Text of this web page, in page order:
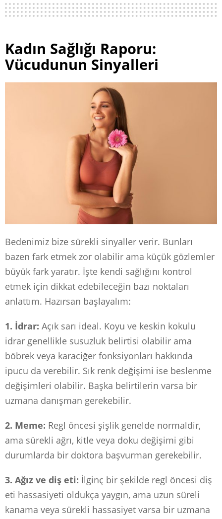
Kadın Sağlığı Raporu:
Vücudunun Sinyalleri
Bedenimiz bize sürekli sinyaller verir. Bunları
bazen fark etmek zor olabilir ama küçük gözlemler
büyük fark yaratır. İşte kendi sağlığını kontrol
etmek için dikkat edebileceğin bazı noktaları
anlattım. Hazırsan başlayalım:
1. İdrar: Açık sarı ideal. Koyu ve keskin kokulu
idrar genellikle susuzluk belirtisi olabilir ama
böbrek veya karaciğer fonksiyonları hakkında
ipucu da verebilir. Sık renk değişimi ise beslenme
değişimleri olabilir. Başka belirtilerin varsa bir
uzmana danışman gerekebilir.
2. Meme: Regl öncesi şişlik genelde normaldir,
ama sürekli ağrı, kitle veya doku değişimi gibi
durumlarda bir doktora başvurman gerekebilir.
3. Ağız ve diş eti: İlginç bir şekilde regl öncesi diş
eti hassasiyeti oldukça yaygın, ama uzun süreli
kanama veya sürekli hassasiyet varsa bir uzmana